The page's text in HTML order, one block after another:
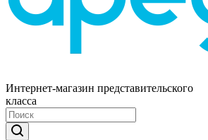
Интернет-магазин представительского
класса